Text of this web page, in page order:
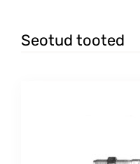
Seotud tooted